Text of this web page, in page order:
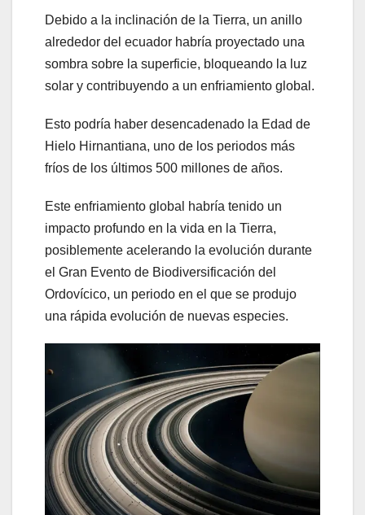
Debido a la inclinación de la Tierra, un anillo
alrededor del ecuador habría proyectado una
sombra sobre la superficie, bloqueando la luz
solar y contribuyendo a un enfriamiento global.
Esto podría haber desencadenado la Edad de
Hielo Hirnantiana, uno de los periodos más
fríos de los últimos 500 millones de años.
Este enfriamiento global habría tenido un
impacto profundo en la vida en la Tierra,
posiblemente acelerando la evolución durante
el Gran Evento de Biodiversificación del
Ordovícico, un periodo en el que se produjo
una rápida evolución de nuevas especies.